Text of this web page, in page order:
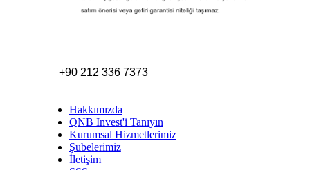
+90 212 336 7373
Hakkımızda
QNB Invest'i Tanıyın
Kurumsal Hizmetlerimiz
Şubelerimiz
İletişim